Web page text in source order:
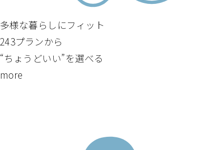
多様な暮らしにフィット
243プランから
“ちょうどいい”を選べる
more